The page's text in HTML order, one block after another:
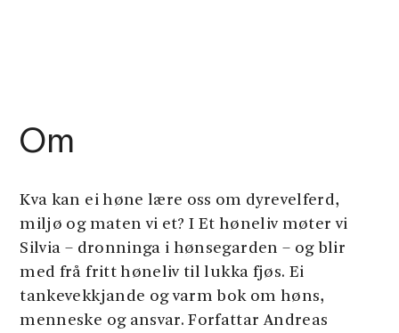
Om
Kva kan ei høne lære oss om dyrevelferd,
miljø og maten vi et? I Et høneliv møter vi
Silvia – dronninga i hønsegarden – og blir
med frå fritt høneliv til lukka fjøs. Ei
tankevekkjande og varm bok om høns,
menneske og ansvar. Forfattar Andreas